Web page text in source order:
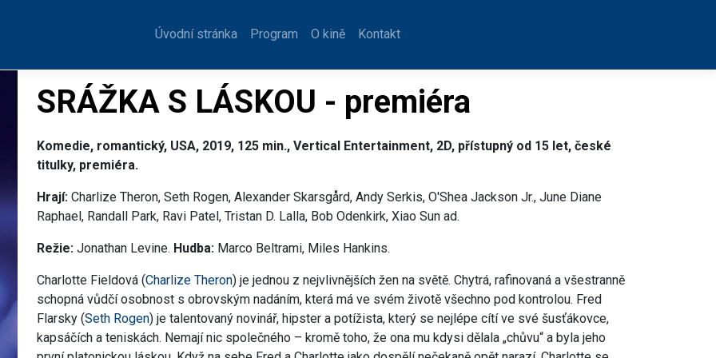
Úvodní stránka Program O kině Kontakt
SRÁŽKA S LÁSKOU - premiéra
Komedie, romantický, USA, 2019, 125 min., Vertical Entertainment, 2D, přístupný od 15 let, české
titulky, premiéra.
Hrají: Charlize Theron, Seth Rogen, Alexander Skarsgård, Andy Serkis, O'Shea Jackson Jr., June Diane
Raphael, Randall Park, Ravi Patel, Tristan D. Lalla, Bob Odenkirk, Xiao Sun ad.
Režie: Jonathan Levine. Hudba: Marco Beltrami, Miles Hankins.
Charlotte Fieldová (Charlize Theron) je jednou z nejvlivnějších žen na světě. Chytrá, rafinovaná a všestranně
schopná vůdčí osobnost s obrovským nadáním, která má ve svém životě všechno pod kontrolou. Fred
Flarsky (Seth Rogen) je talentovaný novinář, hipster a potížista, který se nejlépe cítí ve své šusťákovce,
kapsáčích a teniskách. Nemají nic společného – kromě toho, že ona mu kdysi dělala „chůvu“ a byla jeho